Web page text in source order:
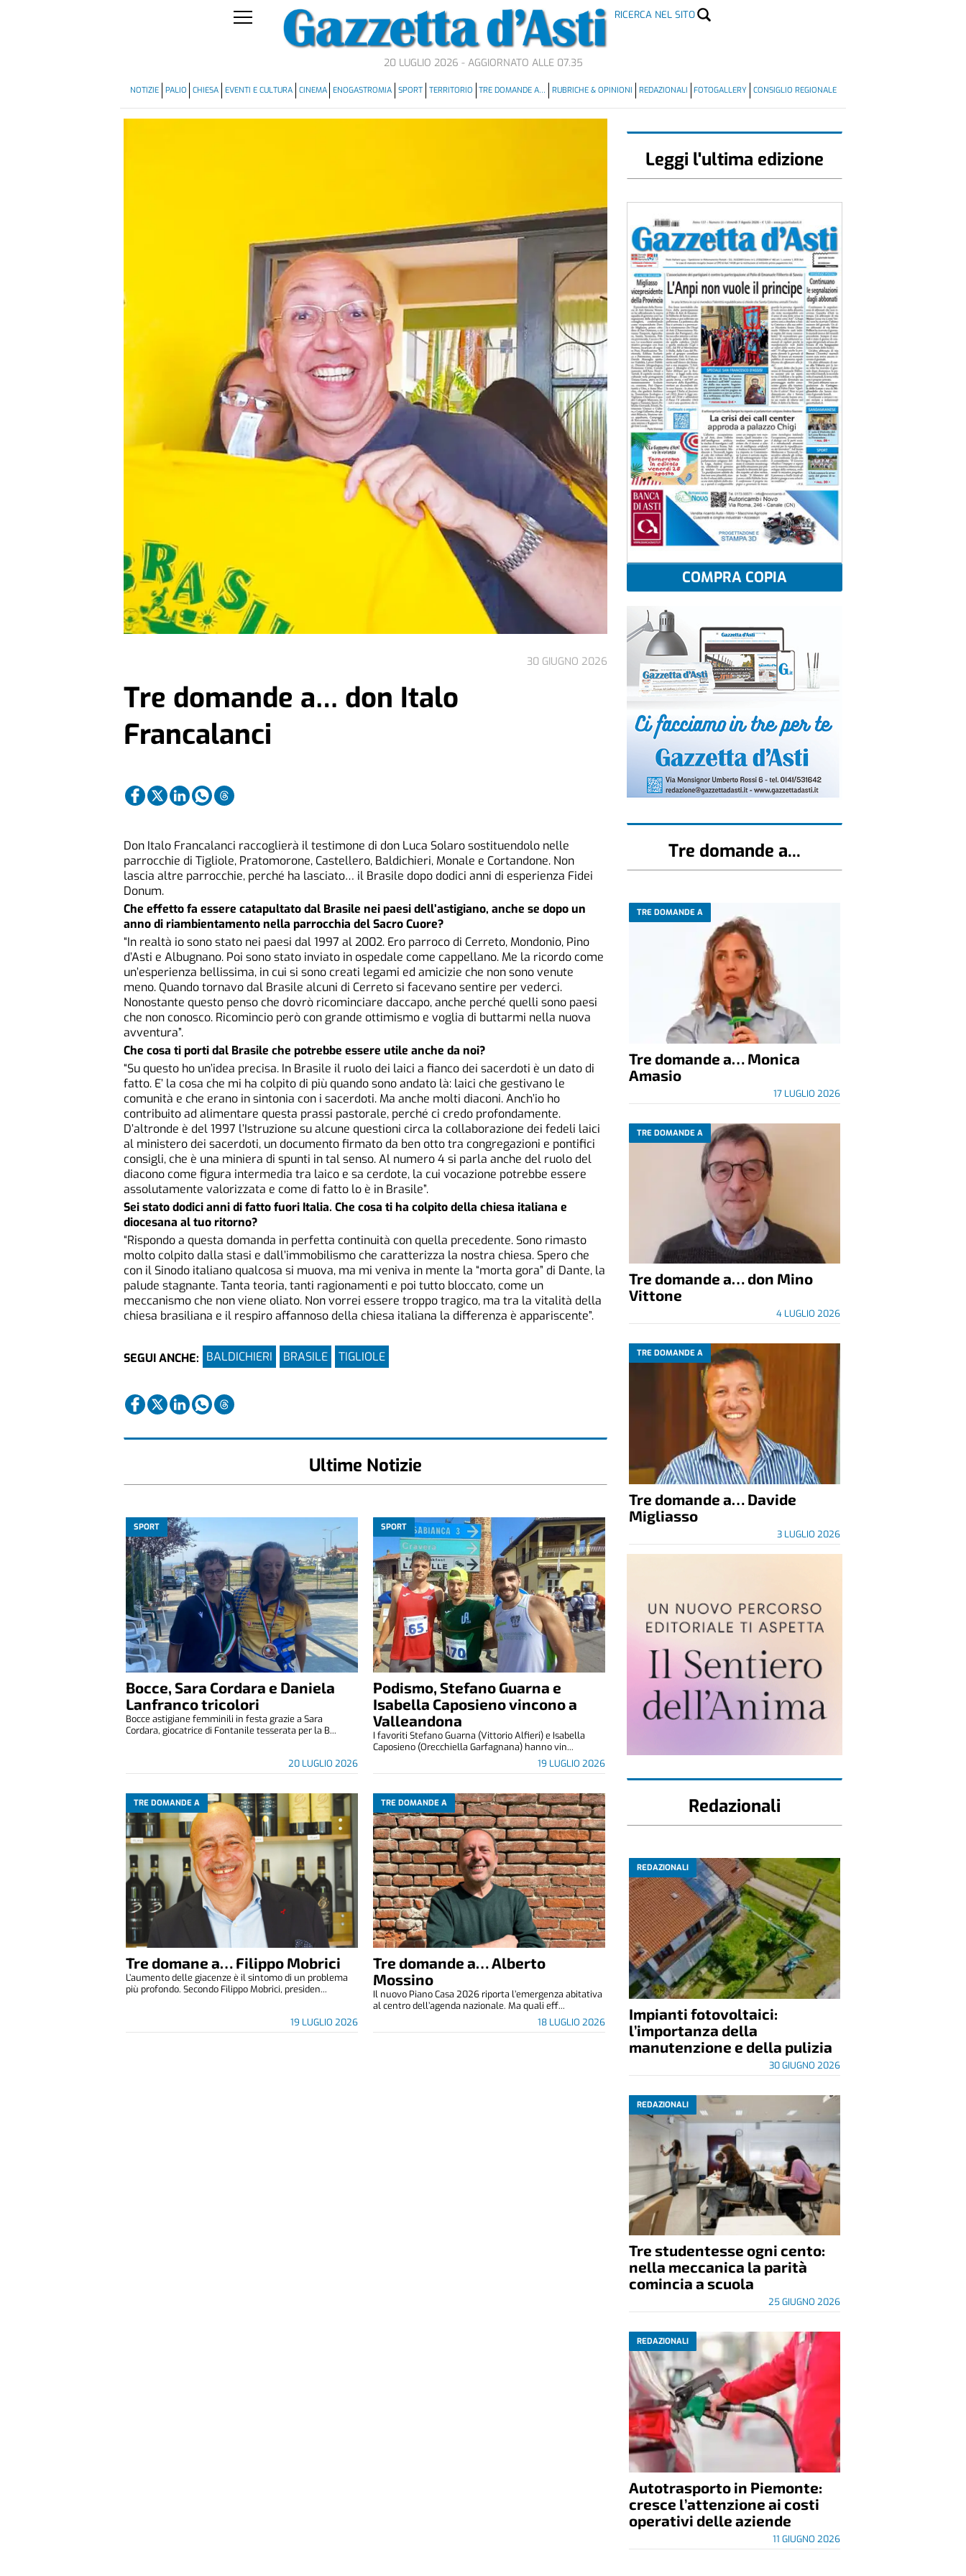
RICERCA NEL SITO
20 LUGLIO 2026 - AGGIORNATO ALLE 07.35
NOTIZIE PALIO CHIESA EVENTI E CULTURA CINEMA ENOGASTROMIA SPORT TERRITORIO TRE DOMANDE A… RUBRICHE & OPINIONI REDAZIONALI FOTOGALLERY CONSIGLIO REGIONALE
30 GIUGNO 2026
Tre domande a… don Italo
Francalanci
Don Italo Francalanci raccoglierà il testimone di don Luca Solaro sostituendolo nelle
parrocchie di Tigliole, Pratomorone, Castellero, Baldichieri, Monale e Cortandone. Non
lascia altre parrocchie, perché ha lasciato… il Brasile dopo dodici anni di esperienza Fidei
Donum.
Che effetto fa essere catapultato dal Brasile nei paesi dell’astigiano, anche se dopo un
anno di riambientamento nella parrocchia del Sacro Cuore?
“In realtà io sono stato nei paesi dal 1997 al 2002. Ero parroco di Cerreto, Mondonio, Pino
d’Asti e Albugnano. Poi sono stato inviato in ospedale come cappellano. Me la ricordo come
un’esperienza bellissima, in cui si sono creati legami ed amicizie che non sono venute
meno. Quando tornavo dal Brasile alcuni di Cerreto si facevano sentire per vederci.
Nonostante questo penso che dovrò ricominciare daccapo, anche perché quelli sono paesi
che non conosco. Ricomincio però con grande ottimismo e voglia di buttarmi nella nuova
avventura”.
Che cosa ti porti dal Brasile che potrebbe essere utile anche da noi?
“Su questo ho un’idea precisa. In Brasile il ruolo dei laici a fianco dei sacerdoti è un dato di
fatto. E’ la cosa che mi ha colpito di più quando sono andato là: laici che gestivano le
comunità e che erano in sintonia con i sacerdoti. Ma anche molti diaconi. Anch’io ho
contribuito ad alimentare questa prassi pastorale, perché ci credo profondamente.
D’altronde è del 1997 l’Istruzione su alcune questioni circa la collaborazione dei fedeli laici
al ministero dei sacerdoti, un documento firmato da ben otto tra congregazioni e pontifici
consigli, che è una miniera di spunti in tal senso. Al numero 4 si parla anche del ruolo del
diacono come figura intermedia tra laico e sa cerdote, la cui vocazione potrebbe essere
assolutamente valorizzata e come di fatto lo è in Brasile”.
Sei stato dodici anni di fatto fuori Italia. Che cosa ti ha colpito della chiesa italiana e
diocesana al tuo ritorno?
“Rispondo a questa domanda in perfetta continuità con quella precedente. Sono rimasto
molto colpito dalla stasi e dall’immobilismo che caratterizza la nostra chiesa. Spero che
con il Sinodo italiano qualcosa si muova, ma mi veniva in mente la “morta gora” di Dante, la
palude stagnante. Tanta teoria, tanti ragionamenti e poi tutto bloccato, come un
meccanismo che non viene oliato. Non vorrei essere troppo tragico, ma tra la vitalità della
chiesa brasiliana e il respiro affannoso della chiesa italiana la differenza è appariscente”.
SEGUI ANCHE: BALDICHIERI BRASILE TIGLIOLE
Ultime Notizie
SPORT
Bocce, Sara Cordara e Daniela
Lanfranco tricolori
20 LUGLIO 2026
Bocce astigiane femminili in festa grazie a Sara
Cordara, giocatrice di Fontanile tesserata per la B...
SPORT
Podismo, Stefano Guarna e
Isabella Caposieno vincono a
Valleandona
19 LUGLIO 2026
I favoriti Stefano Guarna (Vittorio Alfieri) e Isabella
Caposieno (Orecchiella Garfagnana) hanno vin...
TRE DOMANDE A
Tre domane a… Filippo Mobrici
19 LUGLIO 2026
L’aumento delle giacenze è il sintomo di un problema
più profondo. Secondo Filippo Mobrici, presiden...
TRE DOMANDE A
Tre domande a… Alberto
Mossino
18 LUGLIO 2026
Il nuovo Piano Casa 2026 riporta l’emergenza abitativa
al centro dell’agenda nazionale. Ma quali eff...
Leggi l'ultima edizione
COMPRA COPIA
Tre domande a...
TRE DOMANDE A
Tre domande a… Monica
Amasio
17 LUGLIO 2026
TRE DOMANDE A
Tre domande a… don Mino
Vittone
4 LUGLIO 2026
TRE DOMANDE A
Tre domande a… Davide
Migliasso
3 LUGLIO 2026
Redazionali
REDAZIONALI
Impianti fotovoltaici:
l’importanza della
manutenzione e della pulizia
30 GIUGNO 2026
REDAZIONALI
Tre studentesse ogni cento:
nella meccanica la parità
comincia a scuola
25 GIUGNO 2026
REDAZIONALI
Autotrasporto in Piemonte:
cresce l’attenzione ai costi
operativi delle aziende
11 GIUGNO 2026